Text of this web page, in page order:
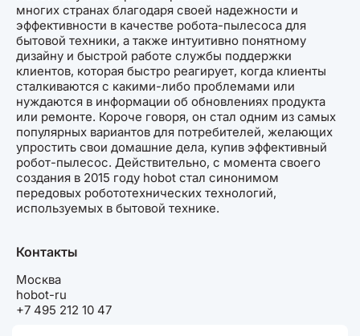
многих странах благодаря своей надежности и
эффективности в качестве робота-пылесоса для
бытовой техники, а также интуитивно понятному
дизайну и быстрой работе службы поддержки
клиентов, которая быстро реагирует, когда клиенты
сталкиваются с какими-либо проблемами или
нуждаются в информации об обновлениях продукта
или ремонте. Короче говоря, он стал одним из самых
популярных вариантов для потребителей, желающих
упростить свои домашние дела, купив эффективный
робот-пылесос. Действительно, с момента своего
создания в 2015 году hobot стал синонимом
передовых робототехнических технологий,
используемых в бытовой технике.
Контакты
Москва
hobot-ru
+7 495 212 10 47